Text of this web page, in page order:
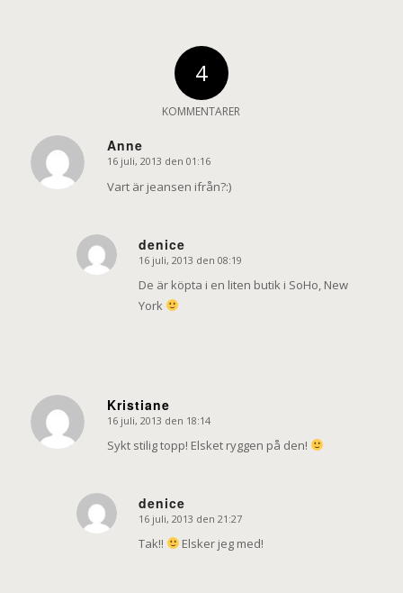
4
KOMMENTARER
Anne
says:
16 juli, 2013 den 01:16
Vart är jeansen ifrån?:)
denice
says:
16 juli, 2013 den 08:19
De är köpta i en liten butik i SoHo, New
York
Kristiane
says:
16 juli, 2013 den 18:14
Sykt stilig topp! Elsket ryggen på den!
denice
says:
16 juli, 2013 den 21:27
Tak!! Elsker jeg med!